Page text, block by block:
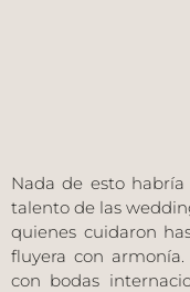
Nada de esto
talento de las
quienes cuidaron
fluyera con
con bodas